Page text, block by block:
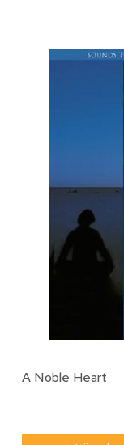
A Noble Heart